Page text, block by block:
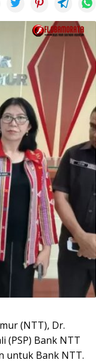
(NTT), Dr.
(PSP) Bank NTT
untuk Bank NTT.